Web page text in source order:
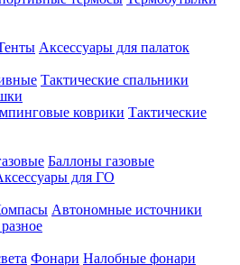
Аксессуары для палаток
Тактические спальники
коврики Тактические
Баллоны газовые
для ГО
Автономные источники
Фонари Налобные фонари